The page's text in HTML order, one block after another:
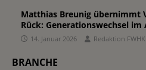
Matthias Breunig übernimmt
Rück: Generationswechsel
14. Januar 2026 Redaktion FWHK
BRANCHE